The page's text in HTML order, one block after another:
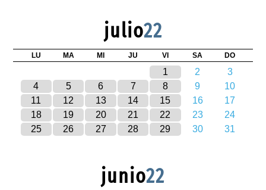
julio22
LU MA MI JU VI SA DO
1 2
3
4
5 6 7 8 9
10
11
12 13 14 15 16
17
18
19 20 21 22 23
24
25
26 27 28 29 30 31
junio22